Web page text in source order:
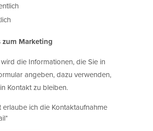
zum Marketing
die Informationen, die Sie in
angeben, dazu verwenden,
Kontakt zu bleiben.
erlaube ich die Kontaktaufnahme